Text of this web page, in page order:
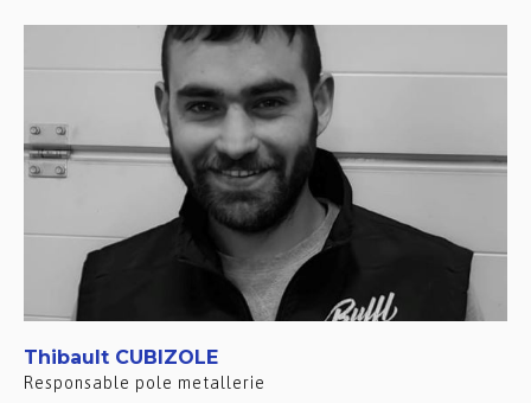
Thibault CUBIZOLE
Responsable pole metallerie